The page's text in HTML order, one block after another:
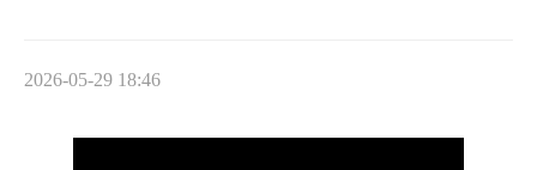
2026-05-29 18:46